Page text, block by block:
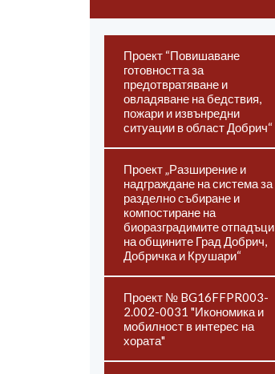
Проект “Повишаване
готовността за
предотвратяване и
овладяване на бедствия,
пожари и извънредни
ситуации в област Добрич“
Проект „Разширение и
надграждане на система за
разделно събиране и
компостиране на
биоразградимите отпадъци
на общините Град Добрич,
Добричка и Крушари“
Проект № BG16FFPR003-
2.002-0031 "Икономика и
мобилност в интерес на
хората"